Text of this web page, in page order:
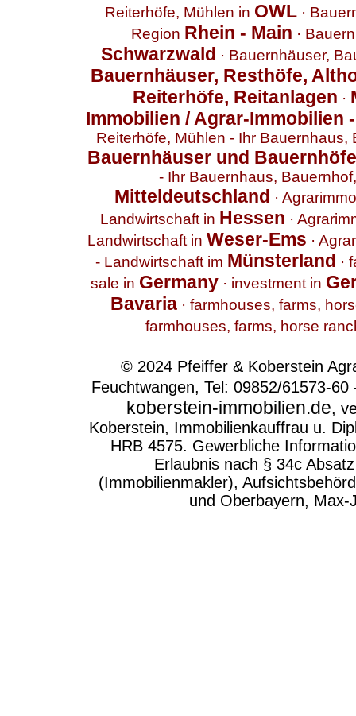
Reiterhöfe, Mühlen in OWL·
Region Rhein - Main ·
Schwarzwald · Bauernhäuser,
Bauernhäuser, Resthöfe,
Reiterhöfe, Reitanlagen ·
Immobilien / Agrar-Immobilien
Reiterhöfe, Mühlen - Ihr
Bauernhäuser und Bauernhöfe
- Ihr Bauernhaus,
Mitteldeutschland ·
Landwirtschaft in Hessen ·
Landwirtschaft in Weser-Ems ·
- Landwirtschaft im Münsterland ·
sale in Germany· investment in
Bavaria· farmhouses, farms,
farmhouses, farms, horse
© 2024 Pfeiffer & Koberstein
Feuchtwangen, Tel: 09852/61573-
koberstein-immobilien.de,
Koberstein, Immobilienkauffrau u.
HRB 4575. Gewerbliche
Erlaubnis nach § 34c
(Immobilienmakler),
und Oberbayern,